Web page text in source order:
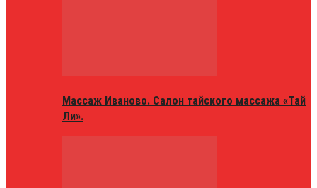
Массаж Иваново. Салон тайского массажа «Тай
Ли».